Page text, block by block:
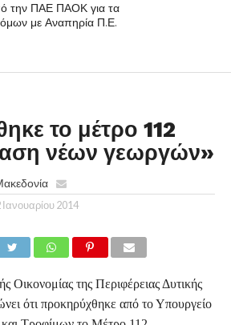
την ΠΑΕ ΠΑΟΚ για τα
με Αναπηρία Π.Ε.
το μέτρο 112
νέων γεωργών»
Ιανουαρίου 2014
Οικονομίας της Περιφέρειας Δυτικής
ότι προκηρύχθηκε από το Υπουργείο